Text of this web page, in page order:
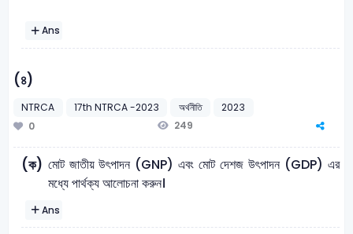
Ans
(৪)
NTRCA 17th NTRCA -2023 অর্থনীতি
2023
0
249
(ক) মোট জাতীয় উৎপাদন (GNP) এবং মোট দেশজ উৎপাদন (GDP) এর
মধ্যে পার্থক্য আলোচনা করুন।
Ans